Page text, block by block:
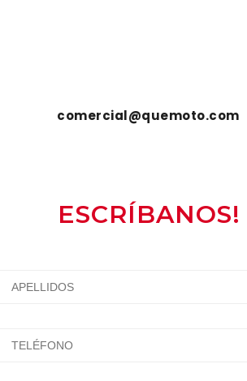
comercial@quemoto.com
ESCRÍBANOS!